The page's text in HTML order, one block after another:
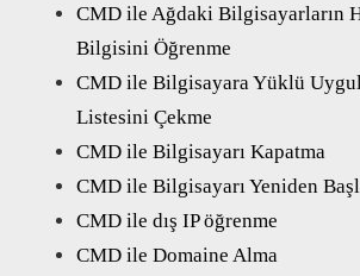
CMD ile Ağdaki Bilgisayarların
Bilgisini Öğrenme
CMD ile Bilgisayara Yüklü
Listesini Çekme
CMD ile Bilgisayarı Kapatma
CMD ile Bilgisayarı Yeniden
CMD ile dış IP öğrenme
CMD ile Domaine Alma